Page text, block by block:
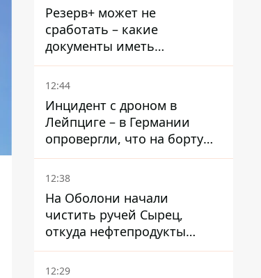
Резерв+ может не
сработать – какие
документы иметь
мужчинам, чтобы не
попасть в ТЦК
12:44
Инцидент с дроном в
Лейпциге – в Германии
опровергли, что на борту
украинского самолета были
оружие и боеприпасы
12:38
На Оболони начали
чистить ручей Сырец,
откуда нефтепродукты
попадали в озера
12:29